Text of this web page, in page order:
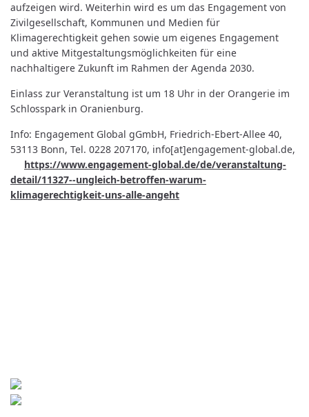
aufzeigen wird. Weiterhin wird es um das Engagement von
Zivilgesellschaft, Kommunen und Medien für
Klimagerechtigkeit gehen sowie um eigenes Engagement
und aktive Mitgestaltungsmöglichkeiten für eine
nachhaltigere Zukunft im Rahmen der Agenda 2030.
Einlass zur Veranstaltung ist um 18 Uhr in der Orangerie im
Schlosspark in Oranienburg.
Info: Engagement Global gGmbH, Friedrich-Ebert-Allee 40,
53113 Bonn, Tel. 0228 207170, info[at]engagement-global.de,
https://www.engagement-global.de/de/veranstaltung-
detail/11327--ungleich-betroffen-warum-
klimagerechtigkeit-uns-alle-angeht